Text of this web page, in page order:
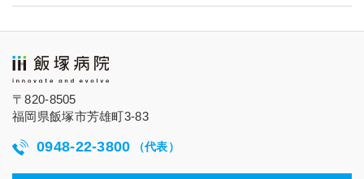
〒820-8505
福岡県飯塚市芳雄町3-83
0948-22-3800 （代表）